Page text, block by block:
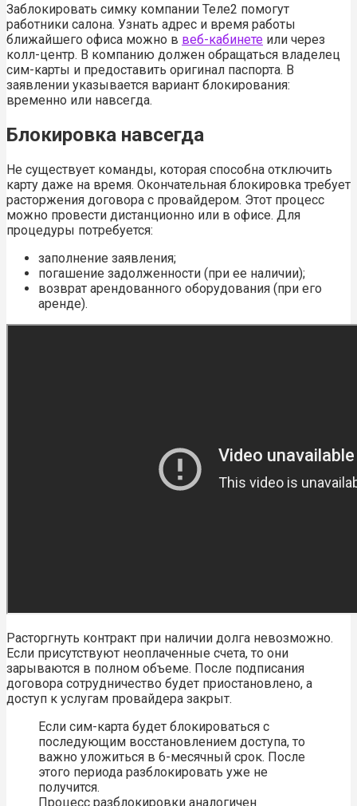
Заблокировать симку компании Теле2 помогут
работники салона. Узнать адрес и время работы
ближайшего офиса можно в веб-кабинете или через
колл-центр. В компанию должен обращаться владелец
сим-карты и предоставить оригинал паспорта. В
заявлении указывается вариант блокирования:
временно или навсегда.
Блокировка навсегда
Не существует команды, которая способна отключить
карту даже на время. Окончательная блокировка требует
расторжения договора с провайдером. Этот процесс
можно провести дистанционно или в офисе. Для
процедуры потребуется:
заполнение заявления;
погашение задолженности (при ее наличии);
возврат арендованного оборудования (при его
аренде).
Расторгнуть контракт при наличии долга невозможно.
Если присутствуют неоплаченные счета, то они
зарываются в полном объеме. После подписания
договора сотрудничество будет приостановлено, а
доступ к услугам провайдера закрыт.
Если сим-карта будет блокироваться с
последующим восстановлением доступа, то
важно уложиться в 6-месячный срок. После
этого периода разблокировать уже не
получится.
Процесс разблокировки аналогичен